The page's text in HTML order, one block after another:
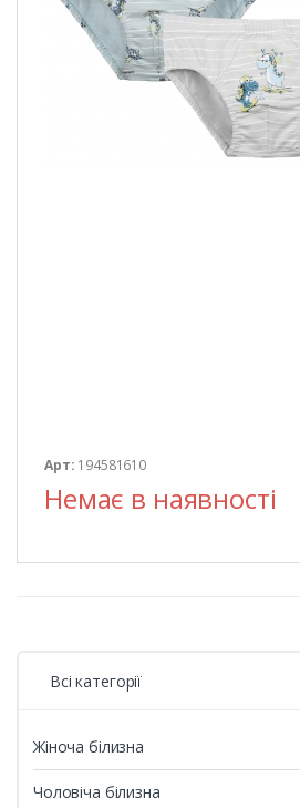
Арт: 194581610
Немає в наявності
Всі категорії
Жіноча білизна
Чоловіча білизна